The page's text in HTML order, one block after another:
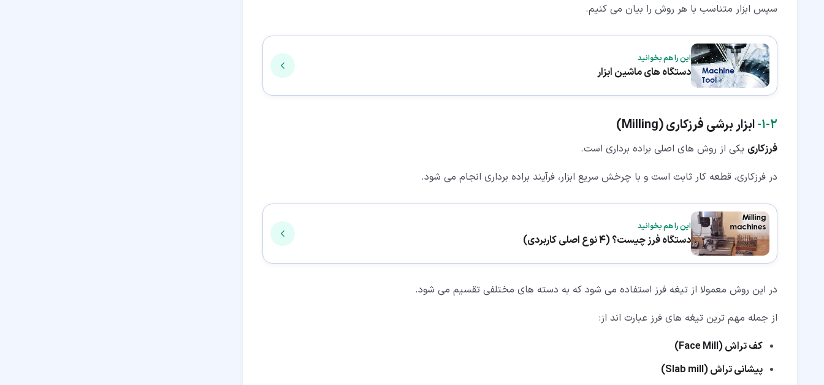
سپس ابزار متناسب با هر روش را بیان می کنیم.
این را هم بخوانید
دستگاه های ماشین ابزار
۲‏-‏۱‏- ابزار برشی فرزکاری(Milling)
فرزکاری یکی از روش های اصلی براده برداری است.
در فرزکاری، قطعه کار ثابت است و با چرخش سریع ابزار، فرآیند براده برداری انجام می شود.
این را هم بخوانید
دستگاه فرز چیست؟ (4 نوع اصلی کاربردی)
در این روش معمولا از تیغه فرز استفاده می شود که به دسته های مختلفی تقسیم می شود.
از جمله مهم ترین تیغه های فرز عبارت اند از:
کف تراش (Face Mill)
پیشانی تراش (Slab mill)